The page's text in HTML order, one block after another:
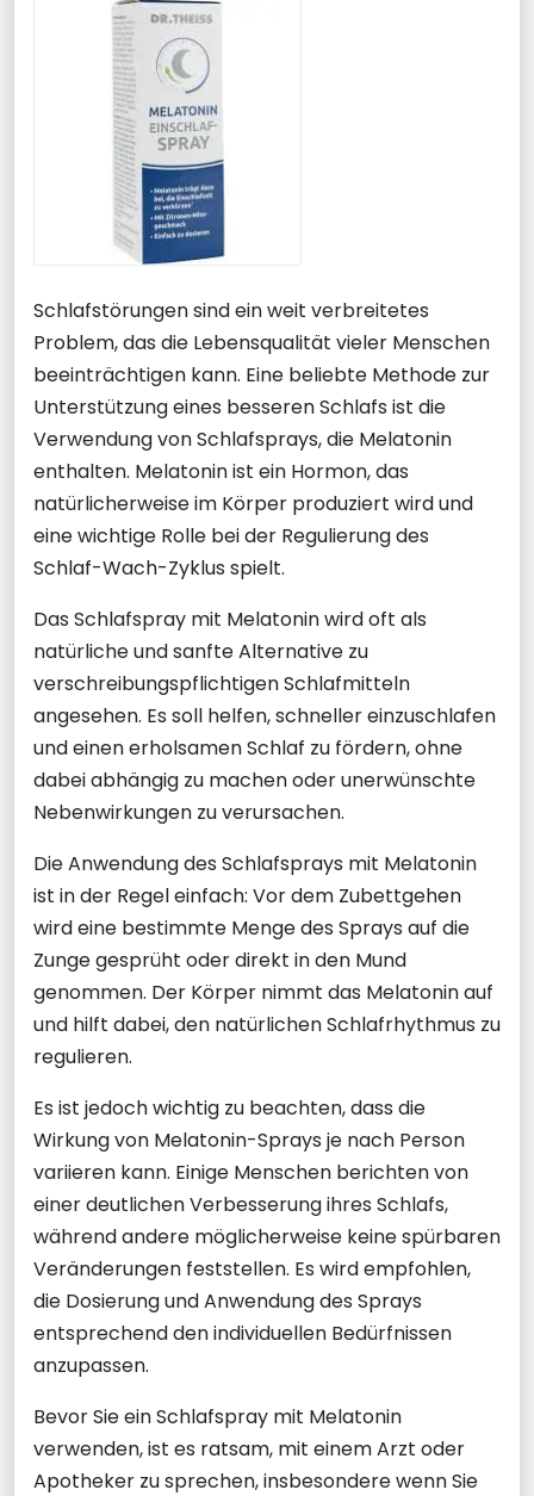
Schlafstörungen sind ein weit verbreitetes
Problem, das die Lebensqualität vieler Menschen
beeinträchtigen kann. Eine beliebte Methode zur
Unterstützung eines besseren Schlafs ist die
Verwendung von Schlafsprays, die Melatonin
enthalten. Melatonin ist ein Hormon, das
natürlicherweise im Körper produziert wird und
eine wichtige Rolle bei der Regulierung des
Schlaf-Wach-Zyklus spielt.
Das Schlafspray mit Melatonin wird oft als
natürliche und sanfte Alternative zu
verschreibungspflichtigen Schlafmitteln
angesehen. Es soll helfen, schneller einzuschlafen
und einen erholsamen Schlaf zu fördern, ohne
dabei abhängig zu machen oder unerwünschte
Nebenwirkungen zu verursachen.
Die Anwendung des Schlafsprays mit Melatonin
ist in der Regel einfach: Vor dem Zubettgehen
wird eine bestimmte Menge des Sprays auf die
Zunge gesprüht oder direkt in den Mund
genommen. Der Körper nimmt das Melatonin auf
und hilft dabei, den natürlichen Schlafrhythmus zu
regulieren.
Es ist jedoch wichtig zu beachten, dass die
Wirkung von Melatonin-Sprays je nach Person
variieren kann. Einige Menschen berichten von
einer deutlichen Verbesserung ihres Schlafs,
während andere möglicherweise keine spürbaren
Veränderungen feststellen. Es wird empfohlen,
die Dosierung und Anwendung des Sprays
entsprechend den individuellen Bedürfnissen
anzupassen.
Bevor Sie ein Schlafspray mit Melatonin
verwenden, ist es ratsam, mit einem Arzt oder
Apotheker zu sprechen, insbesondere wenn Sie